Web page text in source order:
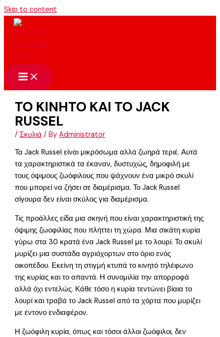
Skip to content
TO KINHTO KAI TO JACK
RUSSEL
/Σκυλιά / ByAdministrator
Τα Jack Russel είναι μικρόσωμα αλλά ζωηρά τεριέ. Αυτά
τα χαρακτηριστικά τα έκαναν, δυστυχώς, δημοφιλή με
τους όψιμους ζωόφιλους που ψάχνουν ένα μικρό σκυλί
που μπορεί να ζήσει σε διαμέρισμα. Το Jack Russel
σίγουρα δεν είναι σκύλος για διαμέρισμα.
Τις προάλλες είδα μια σκηνή που είναι χαρακτηριστική της
όψιμης ζωοφιλίας που πλήττει τη χώρα. Μια σικάτη κυρία
γύρω στα 30 κρατά ένα Jack Russel με το λουρί. Το σκυλί
μυρίζει μια συστάδα αγριόχορτων στο όριο ενός
οικοπέδου. Εκείνη τη στιγμή κτυπά το κινητό τηλέφωνο
της κυρίας και το απαντά. Η συνομιλία την απορροφά
αλλά όχι εντελώς. Κάθε τόσο η κυρία τεντώνει βίαια το
λουρί και τραβά το Jack Russel από τα χόρτα που μυρίζει
με έντονο ενδιαφέρον.
Η ζωόφιλη κυρία, όπως και τόσοι άλλοι ζωόφιλοι, δεν